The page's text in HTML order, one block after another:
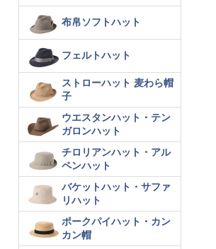
布帛ソフトハット
フェルトハット
ストローハット 麦わら帽
子
ウエスタンハット・テン
ガロンハット
チロリアンハット・アル
ペンハット
バケットハット・サファ
リハット
ポークパイハット・カン
カン帽